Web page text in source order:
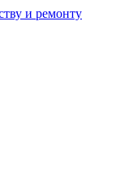
и ремонту